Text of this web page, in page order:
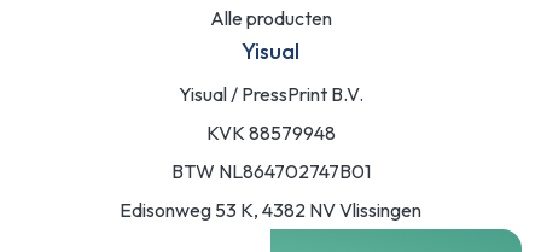
Alle producten
Yisual
Yisual / PressPrint B.V.
KVK 88579948
BTW NL864702747B01
Edisonweg 53 K, 4382 NV Vlissingen